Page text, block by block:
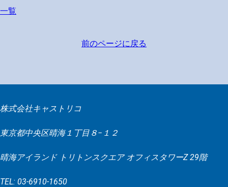
一覧
前のページに戻る
株式会社キャストリコ
東京都中央区晴海１丁目８−１２
晴海アイランド トリトンスクエア オフィスタワーZ 29階
TEL: 03-6910-1650